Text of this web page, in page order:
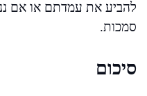
להביע את עמדתם או אם
סמכות.
סיכום